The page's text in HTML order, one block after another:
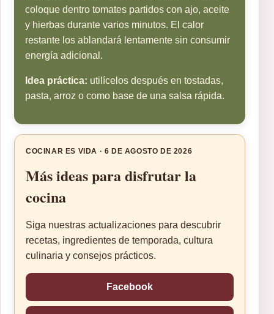
coloque dentro tomates partidos con ajo, aceite
y hierbas durante varios minutos. El calor
restante los ablandará lentamente sin consumir
energía adicional.
Idea práctica: utilícelos después en tostadas,
pasta, arroz o como base de una salsa rápida.
COCINAR ES VIDA · 6 DE AGOSTO DE 2026
Más ideas para disfrutar la
cocina
Siga nuestras actualizaciones para descubrir
recetas, ingredientes de temporada, cultura
culinaria y consejos prácticos.
Facebook